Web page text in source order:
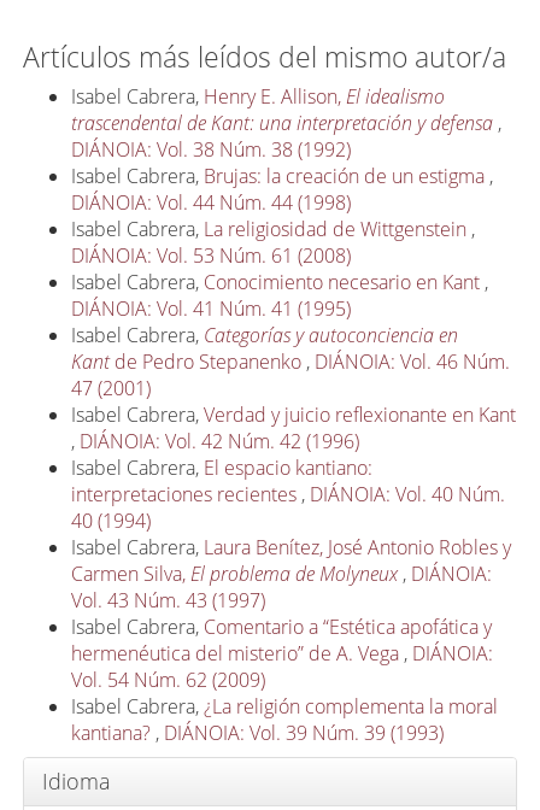
Artículos más leídos del mismo autor/a
Isabel Cabrera, Henry E. Allison, El idealismo
trascendental de Kant: una interpretación y defensa ,
DIÁNOIA: Vol. 38 Núm. 38 (1992)
Isabel Cabrera, Brujas: la creación de un estigma ,
DIÁNOIA: Vol. 44 Núm. 44 (1998)
Isabel Cabrera, La religiosidad de Wittgenstein ,
DIÁNOIA: Vol. 53 Núm. 61 (2008)
Isabel Cabrera, Conocimiento necesario en Kant ,
DIÁNOIA: Vol. 41 Núm. 41 (1995)
Isabel Cabrera, Categorías y autoconciencia en
Kantde Pedro Stepanenko , DIÁNOIA: Vol. 46 Núm.
47 (2001)
Isabel Cabrera,Verdad y juicio reflexionante en Kant
, DIÁNOIA: Vol. 42 Núm. 42 (1996)
Isabel Cabrera, El espacio kantiano:
interpretaciones recientes , DIÁNOIA: Vol. 40 Núm.
40 (1994)
Isabel Cabrera, Laura Benítez, José Antonio Robles y
Carmen Silva, El problema de Molyneux , DIÁNOIA:
Vol. 43 Núm. 43 (1997)
Isabel Cabrera, Comentario a “Estética apofática y
hermenéutica del misterio” de A. Vega , DIÁNOIA:
Vol. 54 Núm. 62 (2009)
Isabel Cabrera,¿La religión complementa la moral
kantiana? , DIÁNOIA: Vol. 39 Núm. 39 (1993)
Idioma